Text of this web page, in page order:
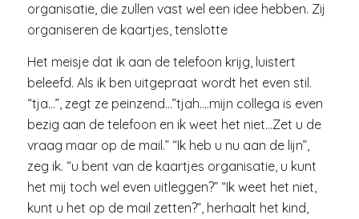
organisatie, die zullen vast wel een idee hebben. Zij
organiseren de kaartjes, tenslotte
Het meisje dat ik aan de telefoon krijg, luistert
beleefd. Als ik ben uitgepraat wordt het even stil.
“tja…”, zegt ze peinzend…”tjah….mijn collega is even
bezig aan de telefoon en ik weet het niet…Zet u de
vraag maar op de mail.” “Ik heb u nu aan de lijn”,
zeg ik. “u bent van de kaartjes organisatie, u kunt
het mij toch wel even uitleggen?” “Ik weet het niet,
kunt u het op de mail zetten?”, herhaalt het kind,